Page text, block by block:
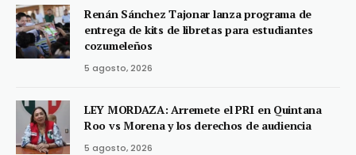
Renán Sánchez Tajonar lanza programa de
entrega de kits de libretas para estudiantes
cozumeleños
5 agosto, 2026
LEY MORDAZA: Arremete el PRI en Quintana
Roo vs Morena y los derechos de audiencia
5 agosto, 2026